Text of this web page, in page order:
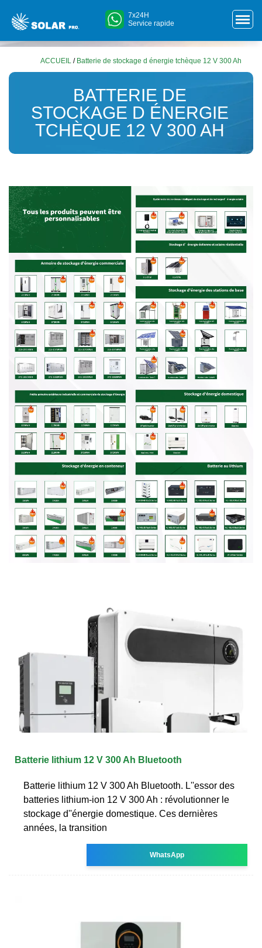
7x24H
Service rapide
ACCUEIL / Batterie de stockage d énergie tchèque 12 V 300 Ah
BATTERIE DE
STOCKAGE D ÉNERGIE
TCHÈQUE 12 V 300 AH
Batterie lithium 12 V 300 Ah Bluetooth
Batterie lithium 12 V 300 Ah Bluetooth. L''essor des
batteries lithium-ion 12 V 300 Ah : révolutionner le
stockage d''énergie domestique. Ces dernières
années, la transition
WhatsApp